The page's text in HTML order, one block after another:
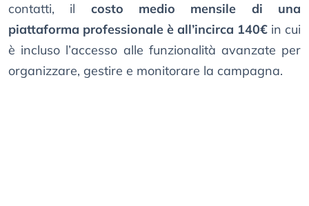
contatti, il costo medio mensile di una
piattaforma professionale è all’incirca 140€ in cui
è incluso l’accesso alle funzionalità avanzate per
organizzare, gestire e monitorare la campagna.